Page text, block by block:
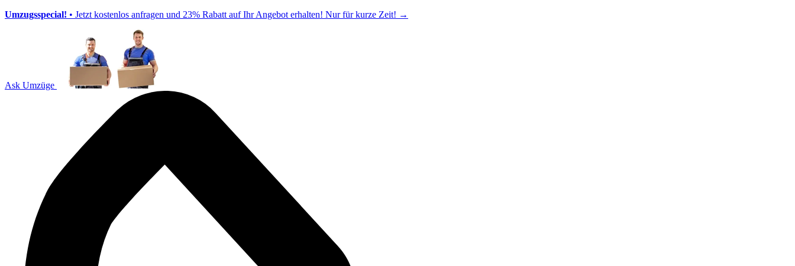
Umzugsspecial! • Jetzt kostenlos anfragen und 23% Rabatt auf Ihr Angebot erhalten! Nur für kurze Zeit! →
Ask Umzüge